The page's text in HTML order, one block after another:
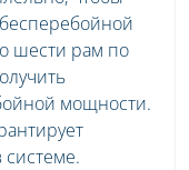
шести рам по
мощности.
системе.